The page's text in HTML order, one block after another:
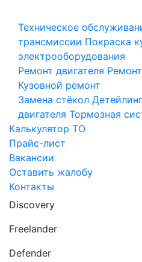
Техническое
трансмиссии Покраска
электрооборудования
Ремонт двигателя
Кузовной ремонт
Замена стёкол Детейлинг
двигателя Тормозная
Калькулятор ТО
Прайс-лист
Вакансии
Оставить жалобу
Контакты
Discovery
Freelander
Defender